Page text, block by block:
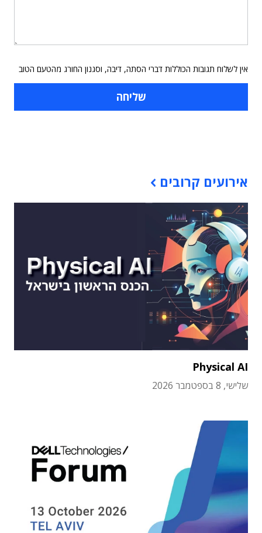
אין לשלוח תגובות הכוללות דברי הסתה, דיבה, וסגנון החורג מהטעם הטוב
אירועים קרובים
Physical AI
שלישי, 8 בספטמבר 2026